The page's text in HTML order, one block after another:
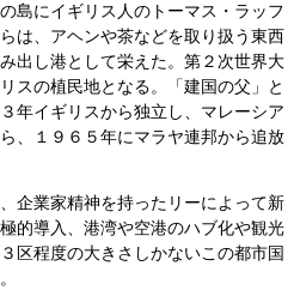
島にイギリス人のトーマス・ラッフ
は、アヘンや茶などを取り扱う東西
出し港として栄えた。第２次世界大
スの植民地となる。「建国の父」と
年イギリスから独立し、マレーシア
、１９６５年にマラヤ連邦から追放
企業家精神を持ったリーによって新
的導入、港湾や空港のハブ化や観光
区程度の大きさしかないこの都市国